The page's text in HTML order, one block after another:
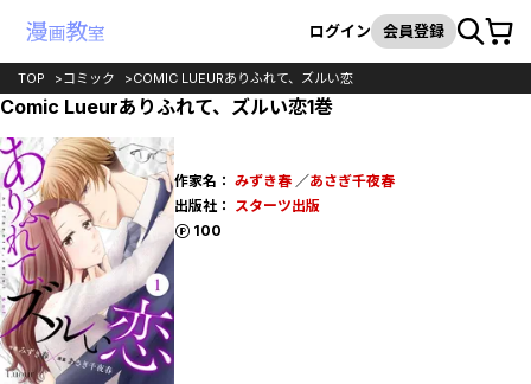
検索
ログイン 会員登録カート
TOP コミック COMIC LUEURありふれて、ズルい恋
Comic Lueurありふれて、ズルい恋1巻
作家名： みずき春／あさぎ千夜春
出版社： スターツ出版
100
ポイント